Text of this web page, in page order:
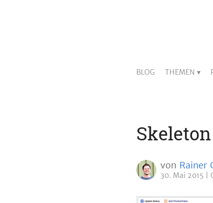
BLOG THEMEN
Skeleton
von Rainer
30. Mai 2015